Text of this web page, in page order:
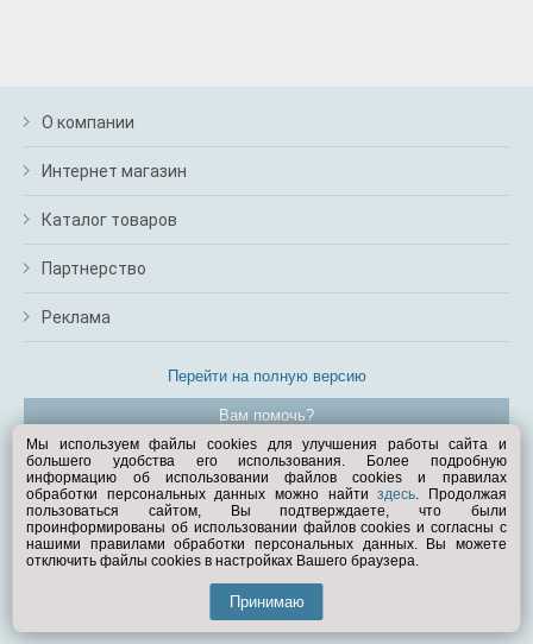
О компании
Интернет магазин
Каталог товаров
Партнерство
Реклама
Перейти на полную версию
Вам помочь?
© Exist.ru 1998—2026
Мы используем файлы cookies для улучшения работы сайта и
большего удобства его использования. Более подробную
информацию об использовании файлов cookies и правилах
обработки персональных данных можно найтиздесь. Продолжая
пользоваться сайтом, Вы подтверждаете, что были
проинформированы об использовании файлов cookies и согласны с
нашими правилами обработки персональных данных. Вы можете
отключить файлы cookies в настройках Вашего браузера.
Принимаю